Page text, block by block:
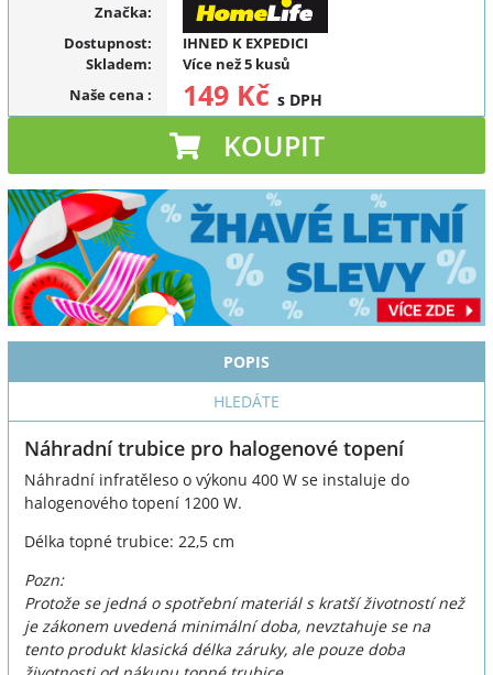
Značka:
Dostupnost:
IHNED K EXPEDICI
Skladem:
Více než 5 kusů
Naše cena : 149 Kč s DPH
KOUPIT
POPIS
HLEDÁTE
Náhradní trubice pro halogenové topení
Náhradní infratěleso o výkonu 400 W se instaluje do
halogenového topení 1200 W.
Délka topné trubice: 22,5 cm
Pozn:
Protože se jedná o spotřební materiál s kratší životností než
je zákonem uvedená minimální doba, nevztahuje se na
tento produkt klasická délka záruky, ale pouze doba